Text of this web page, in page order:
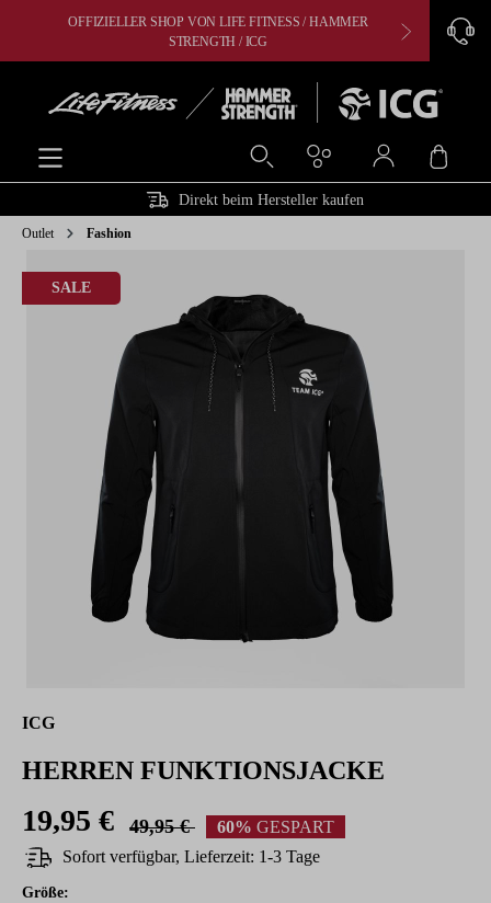
springenOFFIZIELLER SHOP VON LIFE FITNESS / HAMMER
STRENGTH / ICG
Direkt beim Hersteller kaufen
Outlet Fashion
SALE
ICG
HERREN FUNKTIONSJACKE
19,95 € 49,95 € 60% GESPART
Sofort verfügbar, Lieferzeit: 1-3 Tage
Größeauswählen
: